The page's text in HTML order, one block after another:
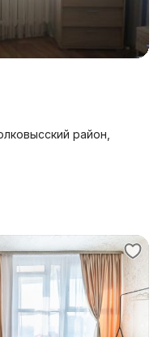
район,